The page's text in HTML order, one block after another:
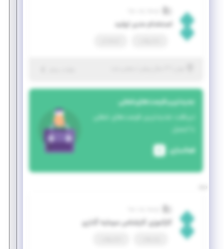
استخدام مدیر تولید
جدیدترین فرصت‌های شغلی
دریافت جدیدترین فرصت‌های شغلی
با ایمیل
فعالسازی
کارآموزی کارشناس سرمایه گذاری